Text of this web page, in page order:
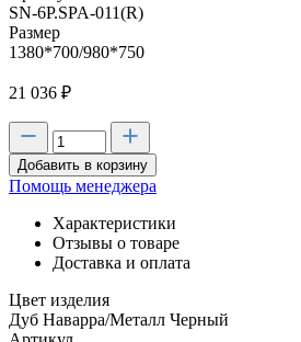
SN-6P.SPA-011(R)
Размер
1380*700/980*750
21 036 ₽
Добавить в корзину
Помощь менеджера
Характеристики
Отзывы о товаре
Доставка и оплата
Цвет изделия
Дуб Наварра/Металл Черный